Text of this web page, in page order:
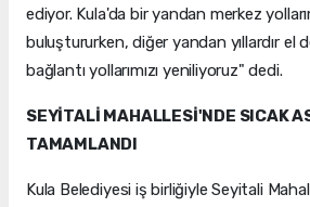
ediyor. Kula'da bir yandan merkez
buluştururken, diğer yandan yıllardır el
bağlantı yollarımızı yeniliyoruz" dedi.
SEYİTALİ MAHALLESİ'NDE SICAK
TAMAMLANDI
Kula Belediyesi iş birliğiyle Seyitali